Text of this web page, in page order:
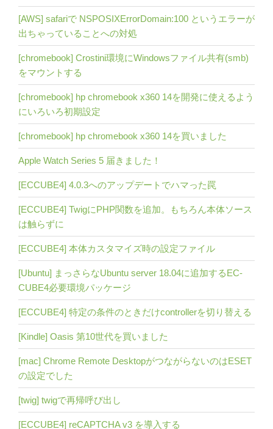
[AWS] safariで NSPOSIXErrorDomain:100 というエラーが
出ちゃっていることへの対処
[chromebook] Crostini環境にWindowsファイル共有(smb)
をマウントする
[chromebook] hp chromebook x360 14を開発に使えるよう
にいろいろ初期設定
[chromebook] hp chromebook x360 14を買いました
Apple Watch Series 5 届きました！
[ECCUBE4] 4.0.3へのアップデートでハマった罠
[ECCUBE4] TwigにPHP関数を追加。もちろん本体ソース
は触らずに
[ECCUBE4] 本体カスタマイズ時の設定ファイル
[Ubuntu] まっさらなUbuntu server 18.04に追加するEC-
CUBE4必要環境パッケージ
[ECCUBE4] 特定の条件のときだけcontrollerを切り替える
[Kindle] Oasis 第10世代を買いました
[mac] Chrome Remote DesktopがつながらないのはESET
の設定でした
[twig] twigで再帰呼び出し
[ECCUBE4] reCAPTCHA v3 を導入する